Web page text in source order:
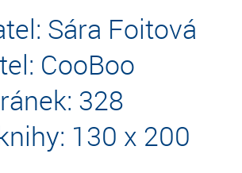
Sára Foitová
CooBoo
328
130 x 200